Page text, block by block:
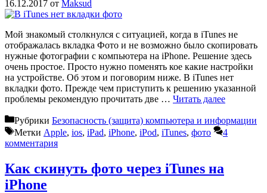
16.12.2017 от Maksud
Мой знакомый столкнулся с ситуацией, когда в iTunes не
отображалась вкладка Фото и не возможно было скопировать
нужные фотографии с компьютера на iPhone. Решение здесь
очень простое. Просто нужно поменять кое какие настройки
на устройстве. Об этом и поговорим ниже. В iTunes нет
вкладки фото. Прежде чем приступить к решению указанной
проблемы рекомендую прочитать две … Читать далее
Рубрики Безопасность (защита) компьютера и информации
Метки Apple, ios, iPad, iPhone, iPod, iTunes, фото
4
комментария
Как скинуть фото через iTunes на
iPhone